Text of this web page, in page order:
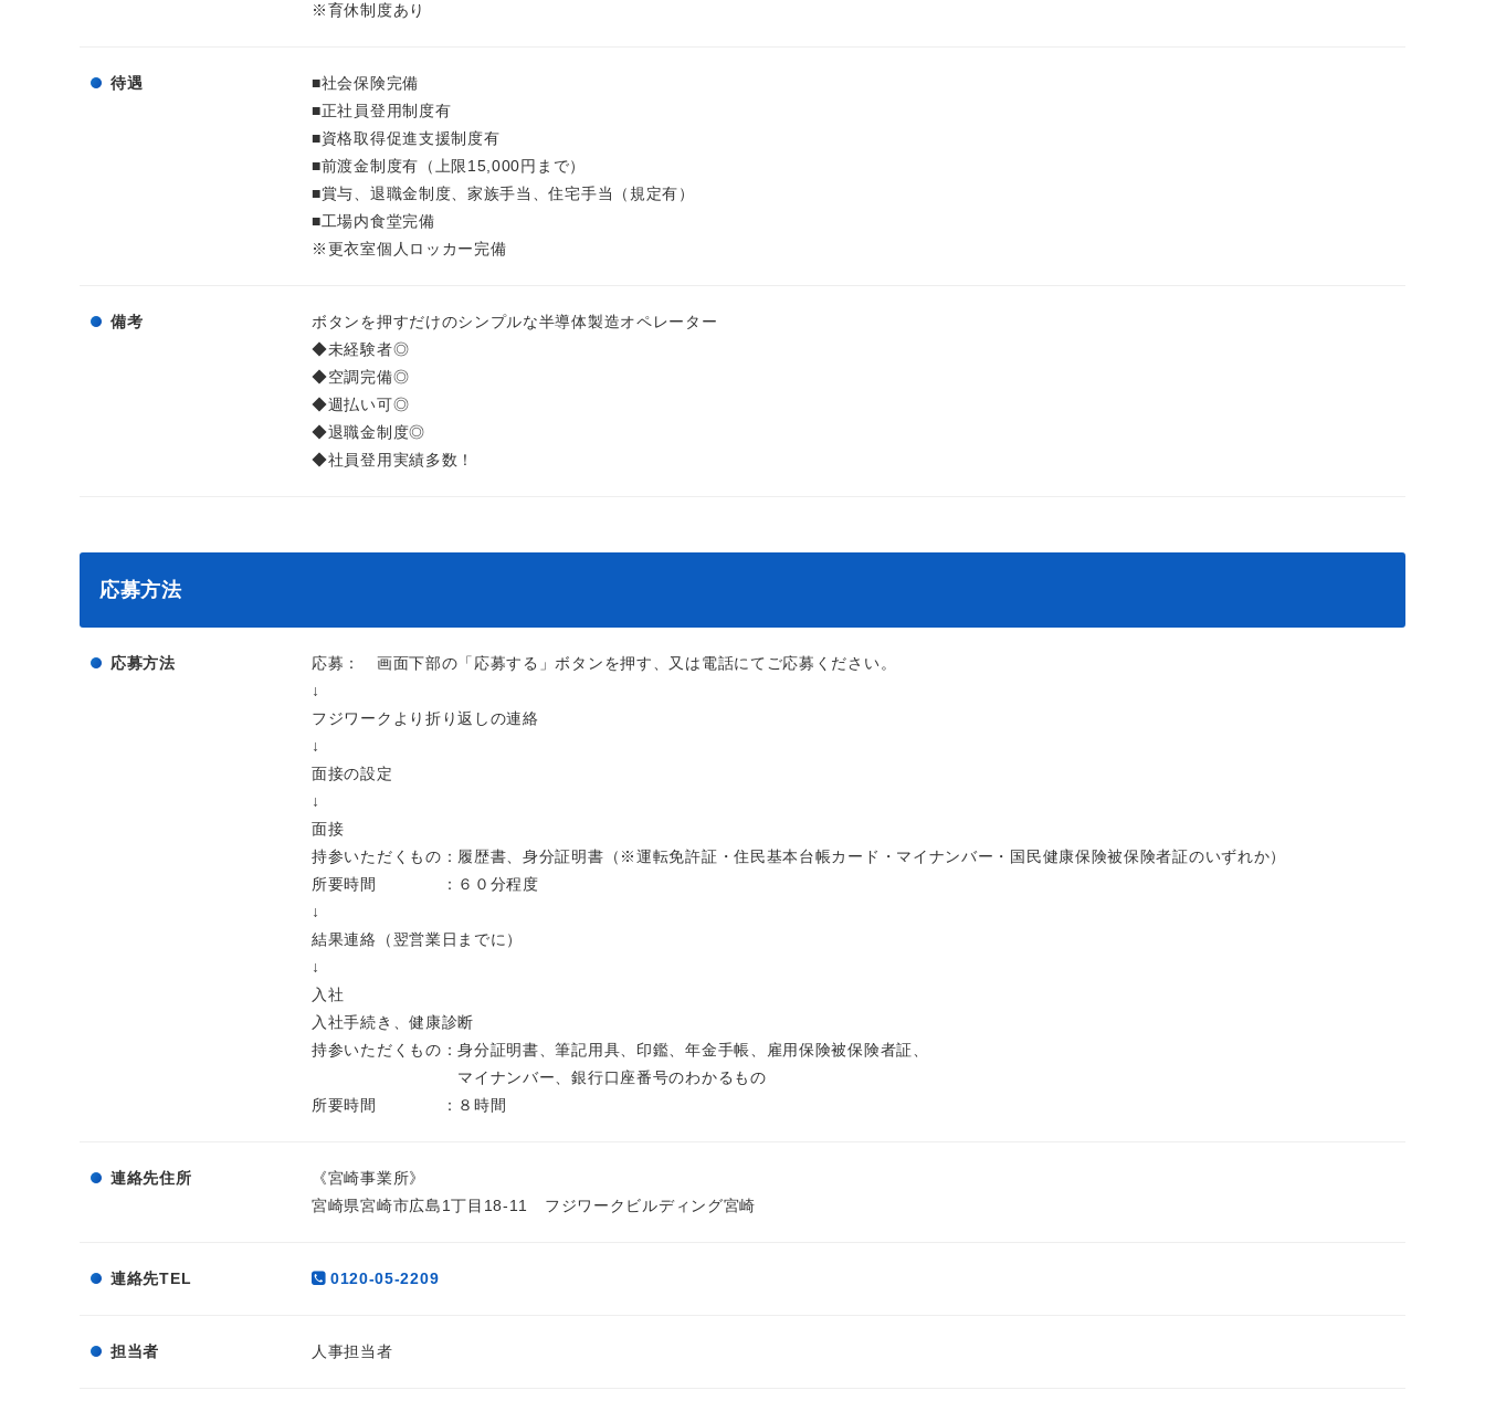
※育休制度あり
待遇
■社会保険完備
■正社員登用制度有
■資格取得促進支援制度有
■前渡金制度有（上限15,000円まで）
■賞与、退職金制度、家族手当、住宅手当（規定有）
■工場内食堂完備
※更衣室個人ロッカー完備
備考
ボタンを押すだけのシンプルな半導体製造オペレーター
◆未経験者◎
◆空調完備◎
◆週払い可◎
◆退職金制度◎
◆社員登用実績多数！
応募方法
応募方法
応募： 画面下部の「応募する」ボタンを押す、又は電話にてご応募ください。
↓
フジワークより折り返しの連絡
↓
面接の設定
↓
面接
持参いただくもの：履歴書、身分証明書（※運転免許証・住民基本台帳カード・マイナンバー・国民健康保険被保険者証のいずれか）
所要時間 ：６０分程度
↓
結果連絡（翌営業日までに）
↓
入社
入社手続き、健康診断
持参いただくもの：身分証明書、筆記用具、印鑑、年金手帳、雇用保険被保険者証、
マイナンバー、銀行口座番号のわかるもの
所要時間 ：８時間
連絡先住所
《宮崎事業所》
宮崎県宮崎市広島1丁目18-11 フジワークビルディング宮崎
連絡先TEL 0120-05-2209
担当者 人事担当者